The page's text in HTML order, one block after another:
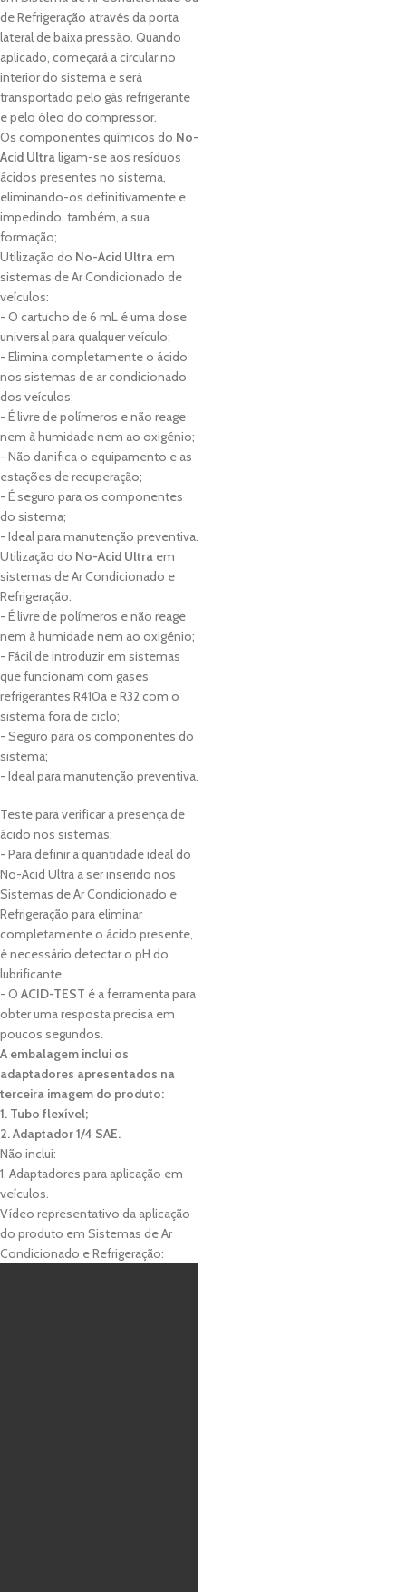
de Refrigeração através da porta
lateral de baixa pressão. Quando
aplicado, começará a circular no
interior do sistema e será
transportado pelo gás refrigerante
e pelo óleo do compressor.
Os componentes químicos do No-
Acid Ultraligam-se aos resíduos
ácidos presentes no sistema,
eliminando-os definitivamente e
impedindo, também, a sua
formação;
Utilização do No-Acid Ultra em
sistemas de Ar Condicionado de
veículos:
- O cartucho de 6 mL é uma dose
universal para qualquer veículo;
- Elimina completamente o ácido
nos sistemas de ar condicionado
dos veículos;
- É livre de polímeros e não reage
nem à humidade nem ao oxigénio;
- Não danifica o equipamento e as
estações de recuperação;
- É seguro para os componentes
do sistema;
- Ideal para manutenção preventiva.
Utilização do No-Acid Ultra em
sistemas de Ar Condicionado e
Refrigeração:
- É livre de polímeros e não reage
nem à humidade nem ao oxigénio;
- Fácil de introduzir em sistemas
que funcionam com gases
refrigerantes R410a e R32 com o
sistema fora de ciclo;
- Seguro para os componentes do
sistema;
- Ideal para manutenção preventiva.
Teste para verificar a presença de
ácido nos sistemas:
- Para definir a quantidade ideal do
No-Acid Ultra a ser inserido nos
Sistemas de Ar Condicionado e
Refrigeração para eliminar
completamente o ácido presente,
é necessário detectar o pH do
lubrificante.
- O ACID-TEST é a ferramenta para
obter uma resposta precisa em
poucos segundos.
A embalagem inclui os
adaptadores apresentados na
terceira imagem do produto:
1. Tubo flexível;
2. Adaptador 1/4 SAE.
Não inclui:
1. Adaptadores para aplicação em
veículos.
Vídeo representativo da aplicação
do produto em Sistemas de Ar
Condicionado e Refrigeração: